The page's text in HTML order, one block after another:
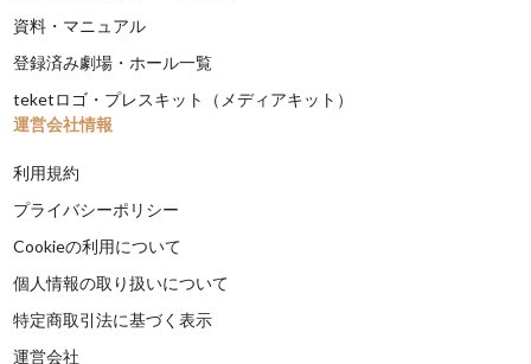
資料・マニュアル
登録済み劇場・ホール一覧
teketロゴ・プレスキット（メディアキット）
運営会社情報
利用規約
プライバシーポリシー
Cookieの利用について
個人情報の取り扱いについて
特定商取引法に基づく表示
運営会社